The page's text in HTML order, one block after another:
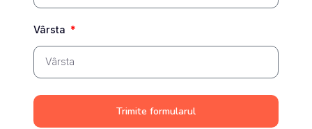
Vârsta
Trimite formularul